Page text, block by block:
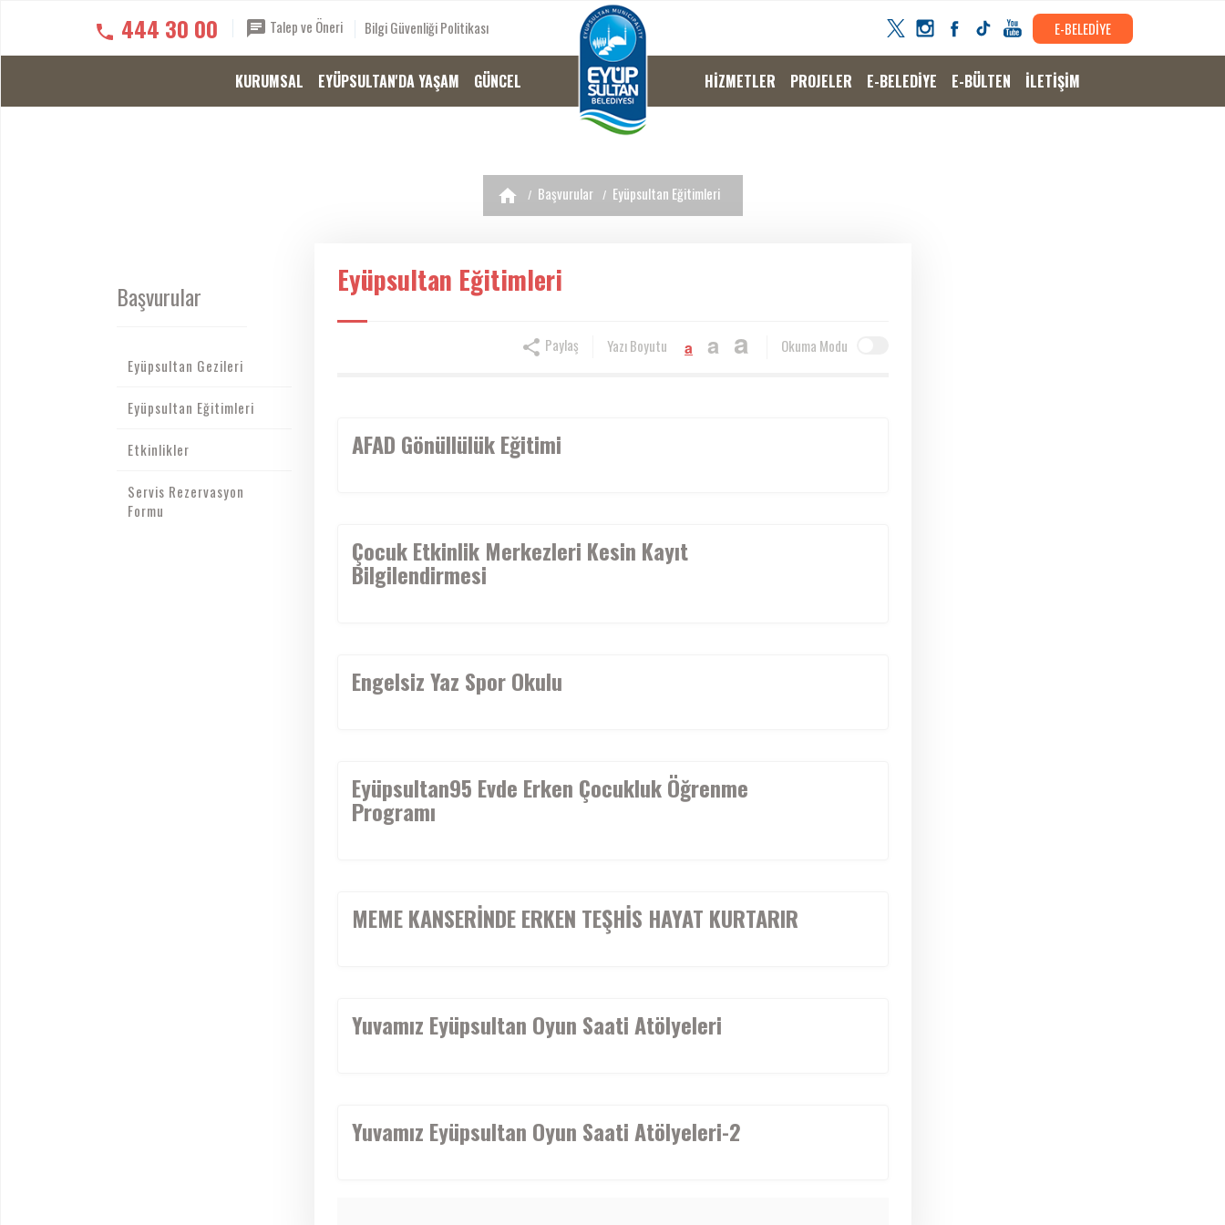
444 30 00 Talep ve Öneri Bilgi Güvenliği Politikası E-BELEDİYE
KURUMSAL EYÜPSULTAN'DA YAŞAM GÜNCEL HİZMETLER PROJELER E-BELEDİYE E-BÜLTEN İLETİŞİM
Başvurular Eyüpsultan Eğitimleri
Başvurular
Eyüpsultan Gezileri
Eyüpsultan Eğitimleri
Etkinlikler
Servis Rezervasyon
Formu
Eyüpsultan Eğitimleri
Okuma Modu
Yazı Boyutu a a a
Paylaş
AFAD Gönüllülük Eğitimi
Çocuk Etkinlik Merkezleri Kesin Kayıt
Bilgilendirmesi
Engelsiz Yaz Spor Okulu
Eyüpsultan95 Evde Erken Çocukluk Öğrenme
Programı
MEME KANSERİNDE ERKEN TEŞHİS HAYAT KURTARIR
Yuvamız Eyüpsultan Oyun Saati Atölyeleri
Yuvamız Eyüpsultan Oyun Saati Atölyeleri-2